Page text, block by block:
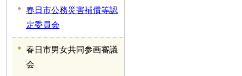
春日市公務災害補償等認
定委員会
春日市男女共同参画審議
会